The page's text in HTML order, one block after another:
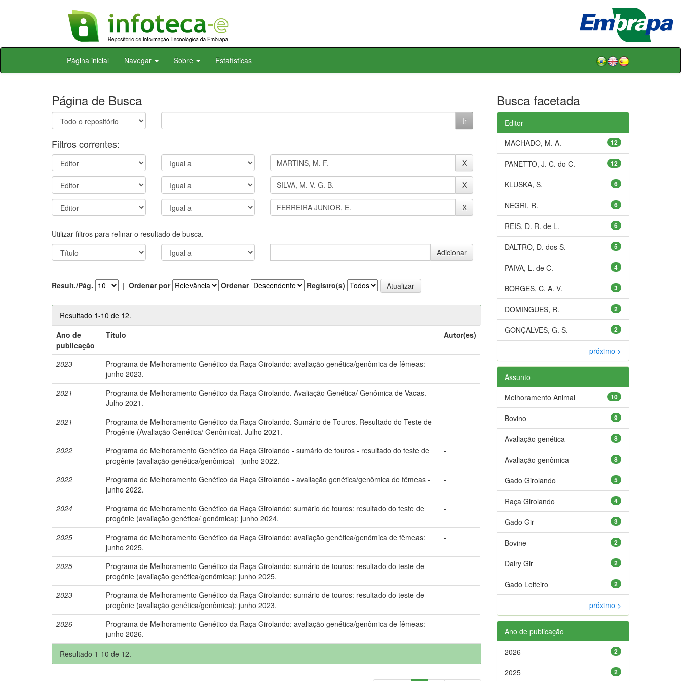
Skip
Página inicial Navegar Sobre Estatísticas
Página de Busca
Filtros correntes:
Utilizar filtros para refinar o resultado de busca.
Result./Pág. | Ordenar por Ordenar Registro(s)
Resultado 1-10 de 12.
Ano de
publicação
Título Autor(es)
2023
Programa de Melhoramento Genético da Raça Girolando: avaliação genética/genômica de fêmeas:
junho 2023.
-
2021
Programa de Melhoramento Genético da Raça Girolando. Avaliação Genética/ Genômica de Vacas.
Julho 2021.
-
2021
Programa de Melhoramento Genético da Raça Girolando. Sumário de Touros. Resultado do Teste de
Progênie (Avaliação Genética/ Genômica). Julho 2021.
-
2022
Programa de Melhoramento Genético da Raça Girolando - sumário de touros - resultado do teste de
progênie (avaliação genética/genômica) - junho 2022.
-
2022
Programa de Melhoramento Genético da Raça Girolando - avaliação genética/genômica de fêmeas -
junho 2022.
-
2024
Programa de Melhoramento Genético da Raça Girolando: sumário de touros: resultado do teste de
progênie (avaliação genética/ genômica): junho 2024.
-
2025
Programa de Melhoramento Genético da Raça Girolando: avaliação genética/genômica de fêmeas:
junho 2025.
-
2025
Programa de Melhoramento Genético da Raça Girolando: sumário de touros: resultado do teste de
progênie (avaliação genética/genômica): junho 2025.
-
2023
Programa de Melhoramento Genético da Raça Girolando: sumário de touros: resultado do teste de
progênie (avaliação genética/genômica): junho 2023.
-
2026
Programa de Melhoramento Genético da Raça Girolando: avaliação genética/genômica de fêmeas:
junho 2026.
-
Resultado 1-10 de 12.
Busca facetada
Editor
12
MACHADO, M. A.
12
PANETTO, J. C. do C.
6
KLUSKA, S.
6
NEGRI, R.
6
REIS, D. R. de L.
5
DALTRO, D. dos S.
4
PAIVA, L. de C.
3
BORGES, C. A. V.
2
DOMINGUES, R.
2
GONÇALVES, G. S.
próximo >
Assunto
10
Melhoramento Animal
9
Bovino
8
Avaliação genética
8
Avaliação genômica
5
Gado Girolando
4
Raça Girolando
3
Gado Gir
2
Bovine
2
Dairy Gir
2
Gado Leiteiro
próximo >
Ano de publicação
2
2026
2
2025